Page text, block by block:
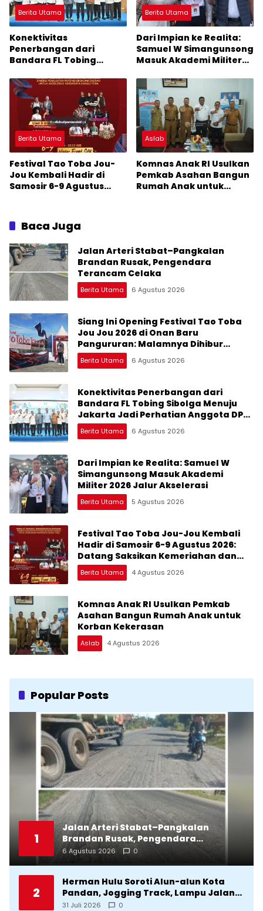
Berita Utama
Konektivitas
Penerbangan dari
Bandara FL Tobing
Jadi Perhatian Anggota
DPR RI Muhammad Lokot
Nasution
Berita Utama
Dari Impian ke Realita:
Samuel W Simangunsong
Masuk Akademi Militer
Berita Utama
Festival Tao Toba Jou-
Jou Kembali Hadir di
Samosir 6-9 Agustus
Peluangnya
Aslab
Komnas Anak RI Usulkan
Pemkab Asahan Bangun
Rumah Anak untuk
Baca Juga
Jalan Arteri Stabat–Pangkalan
Brandan Rusak, Pengendara
Terancam Celaka
Berita Utama 6 Agustus 2026
Siang Ini Opening Festival Tao Toba
Jou Jou 2026 di Onan Baru
Pangururan: Malamnya Dihibur
Marsada Band
Berita Utama 6 Agustus 2026
Konektivitas Penerbangan dari
Bandara FL Tobing Sibolga Menuju
Jakarta Jadi Perhatian Anggota DPR
RI Muhammad Lokot Nasution
Berita Utama 6 Agustus 2026
Dari Impian ke Realita: Samuel W
Simangunsong Masuk Akademi
Militer 2026 Jalur Akselerasi
Berita Utama 5 Agustus 2026
Festival Tao Toba Jou-Jou Kembali
Hadir di Samosir 6-9 Agustus 2026:
Datang Saksikan Kemeriahan dan
Raih Peluangnya
Berita Utama 4 Agustus 2026
Komnas Anak RI Usulkan Pemkab
Asahan Bangun Rumah Anak untuk
Korban Kekerasan
Aslab 4 Agustus 2026
Popular Posts
1
Jalan Arteri Stabat–Pangkalan
Brandan Rusak, Pengendara
Terancam Celaka
6 Agustus 2026 0
2
Herman Hulu Soroti Alun-alun Kota
Pandan, Jogging Track, Lampu Jalan
Lingkar Kota yang Tak Terurus
31 Juli 2026 0